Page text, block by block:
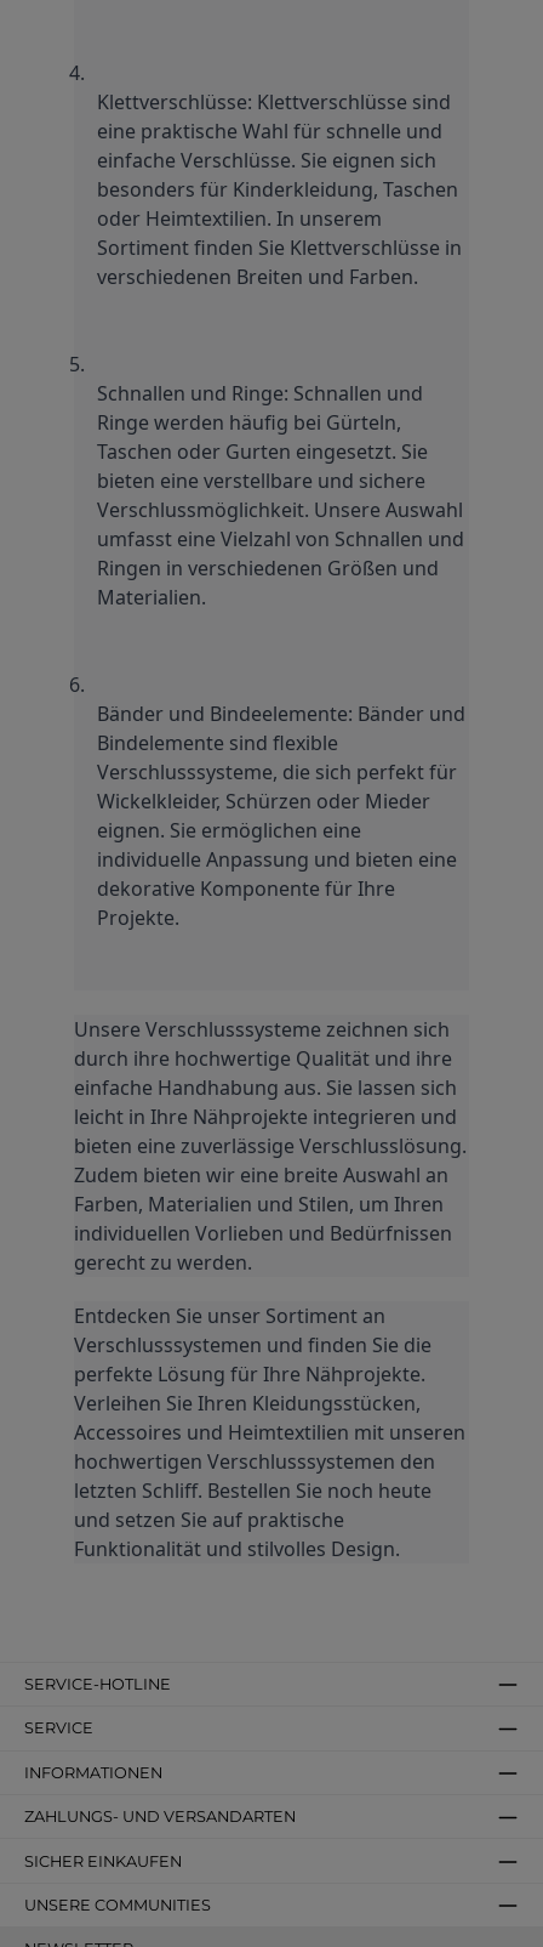
Klettverschlüsse: Klettverschlüsse sind
eine praktische Wahl für schnelle und
einfache Verschlüsse. Sie eignen sich
besonders für Kinderkleidung, Taschen
oder Heimtextilien. In unserem
Sortiment finden Sie Klettverschlüsse in
verschiedenen Breiten und Farben.
Schnallen und Ringe: Schnallen und
Ringe werden häufig bei Gürteln,
Taschen oder Gurten eingesetzt. Sie
bieten eine verstellbare und sichere
Verschlussmöglichkeit. Unsere Auswahl
umfasst eine Vielzahl von Schnallen und
Ringen in verschiedenen Größen und
Materialien.
Bänder und Bindeelemente: Bänder und
Bindelemente sind flexible
Verschlusssysteme, die sich perfekt für
Wickelkleider, Schürzen oder Mieder
eignen. Sie ermöglichen eine
individuelle Anpassung und bieten eine
dekorative Komponente für Ihre
Projekte.
Unsere Verschlusssysteme zeichnen sich
durch ihre hochwertige Qualität und ihre
einfache Handhabung aus. Sie lassen sich
leicht in Ihre Nähprojekte integrieren und
bieten eine zuverlässige Verschlusslösung.
Zudem bieten wir eine breite Auswahl an
Farben, Materialien und Stilen, um Ihren
individuellen Vorlieben und Bedürfnissen
gerecht zu werden.
Entdecken Sie unser Sortiment an
Verschlusssystemen und finden Sie die
perfekte Lösung für Ihre Nähprojekte.
Verleihen Sie Ihren Kleidungsstücken,
Accessoires und Heimtextilien mit unseren
hochwertigen Verschlusssystemen den
letzten Schliff. Bestellen Sie noch heute
und setzen Sie auf praktische
Funktionalität und stilvolles Design.
SERVICE-HOTLINE
SERVICE
INFORMATIONEN
ZAHLUNGS- UND VERSANDARTEN
SICHER EINKAUFEN
UNSERE COMMUNITIES